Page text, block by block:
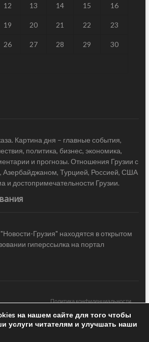
12 13 14 15 16
19 20 21 22 23
26 27 28 29 30
Картина дня – главные события,
политика, бизнес, экономика,
и прогнозы. Отношения Грузии с
Азербайджаном, Турцией, Россией, США
и достопримечательности Грузии.
Грузия" находятся в открытом
гиперссылка на портал
Политика конфиденциальности
Sea Press LTD © 2020 All Rights Reserved /
на нашем сайте для того чтобы
услуги читателям и улучшать наши